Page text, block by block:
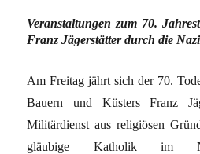
Veranstaltungen zum 70.
Franz Jägerstätter durch die
Am Freitag jährt sich der 70.
Bauern und Küsters Franz
Militärdienst aus religiösen
gläubige Katholik im